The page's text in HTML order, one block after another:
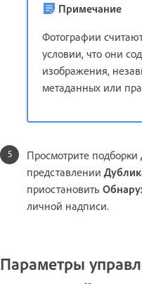
Примечание
Фотографии
условии, что они
изображения,
метаданных или
Просмотрите
представлении
приостановить
личной надписи.
Параметры